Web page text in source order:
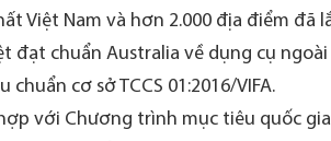
Việt Nam và hơn 2.000 địa điểm đã
đạt chuẩn Australia về dụng cụ ngoài
cơ sở TCCS 01:2016/VIFA.
với Chương trình mục tiêu quốc